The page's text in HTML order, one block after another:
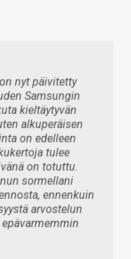
nyt päivitetty
Samsungin
kieltäytyvän
alkuperäisen
on edelleen
tulee
on totuttu.
sormellani
ennenkuin
arvostelun